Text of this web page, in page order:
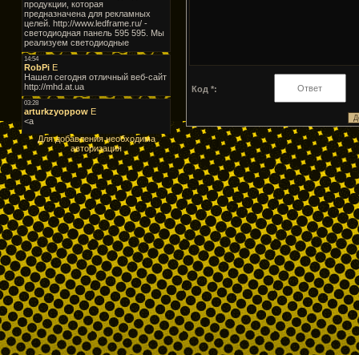
Для добавления необходима
авторизация
Код *: